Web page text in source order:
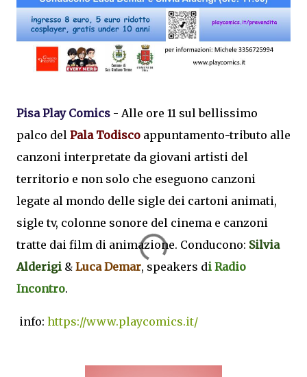
Pisa Play Comics - Alle ore 11 sul bellissimo
palco del Pala Todisco appuntamento-tributo alle
canzoni interpretate da giovani artisti del
territorio e non solo che eseguono canzoni
legate al mondo delle sigle dei cartoni animati,
sigle tv, colonne sonore del cinema e canzoni
tratte dai film di animazione. Conducono: Silvia
Alderigi & Luca Demar, speakers di Radio
Incontro.
info: https://www.playcomics.it/